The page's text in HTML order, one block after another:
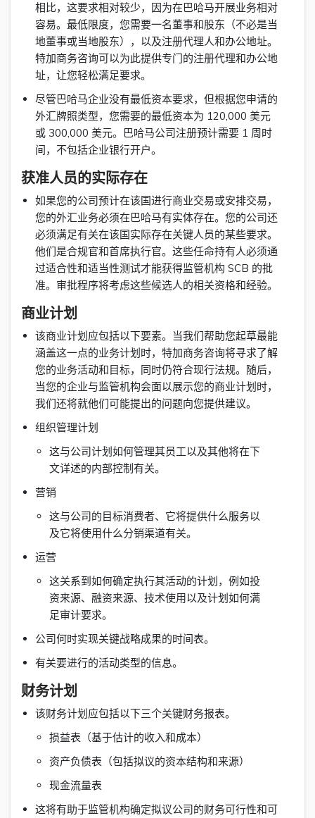
相比，这要求相对较少，因为在巴哈马开展业务相对
容易。最低限度，您需要一名董事和股东（不必是当
地董事或当地股东），以及注册代理人和办公地址。
特加商务咨询可以为此提供专门的注册代理和办公地
址，让您轻松满足要求。
尽管巴哈马企业没有最低资本要求，但根据您申请的
外汇牌照类型，您需要的最低资本为 120,000 美元
或 300,000 美元。巴哈马公司注册预计需要 1 周时
间，不包括企业银行开户。
获准人员的实际存在
如果您的公司预计在该国进行商业交易或安排交易，
您的外汇业务必须在巴哈马有实体存在。您的公司还
必须满足有关在该国实际存在关键人员的某些要求。
他们是合规官和首席执行官。这些任命持有人必须通
过适合性和适当性测试才能获得监管机构 SCB 的批
准。审批程序将考虑这些候选人的相关资格和经验。
商业计划
该商业计划应包括以下要素。当我们帮助您起草最能
涵盖这一点的业务计划时，特加商务咨询将寻求了解
您的业务活动和目标，同时仍符合现行法规。随后，
当您的企业与监管机构会面以展示您的商业计划时，
我们还将就他们可能提出的问题向您提供建议。
组织管理计划
这与公司计划如何管理其员工以及其他将在下
文详述的内部控制有关。
营销
这与公司的目标消费者、它将提供什么服务以
及它将使用什么分销渠道有关。
运营
这关系到如何确定执行其活动的计划，例如投
资来源、融资来源、技术使用以及计划如何满
足审计要求。
公司何时实现关键战略成果的时间表。
有关要进行的活动类型的信息。
财务计划
该财务计划应包括以下三个关键财务报表。
损益表（基于估计的收入和成本）
资产负债表（包括拟议的资本结构和来源）
现金流量表
这将有助于监管机构确定拟议公司的财务可行性和可